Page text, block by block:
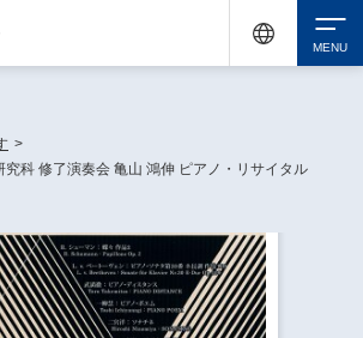
>
科 修了演奏会 亀山 鴻伸 ピアノ・リサイタル